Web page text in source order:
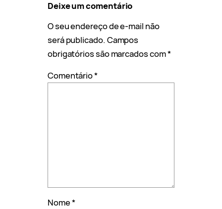
Deixe um comentário
O seu endereço de e-mail não
será publicado. Campos
obrigatórios são marcados com*
Comentário*
Nome*